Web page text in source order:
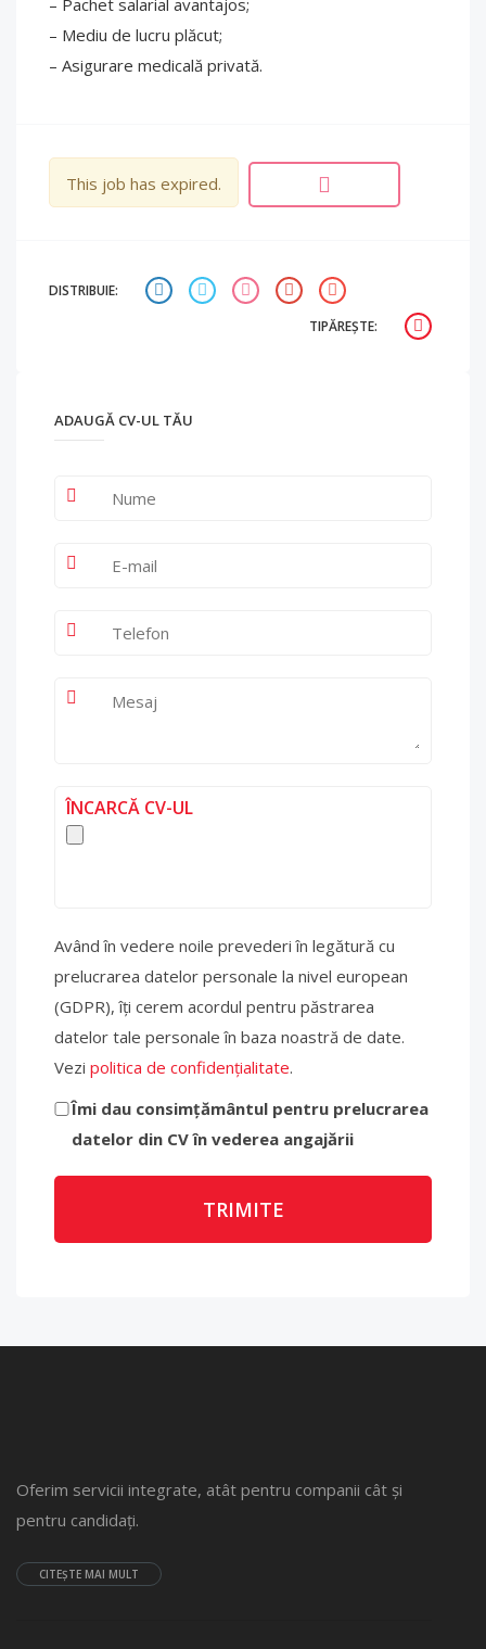
– Pachet salarial avantajos;
– Mediu de lucru plăcut;
– Asigurare medicală privată.
This job has expired.
DISTRIBUIE:
TIPĂREȘTE:
ADAUGĂ CV-UL TĂU
ÎNCARCĂ CV-UL
Având în vedere noile prevederi în legătură cu
prelucrarea datelor personale la nivel european
(GDPR), îți cerem acordul pentru păstrarea
datelor tale personale în baza noastră de date.
Vezi politica de confidențialitate.
Îmi dau consimțământul pentru prelucrarea
datelor din CV în vederea angajării
Oferim servicii integrate, atât pentru companii cât și
pentru candidați.
CITEȘTE MAI MULT